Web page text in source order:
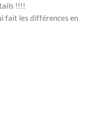
!!!!
fait les différences en